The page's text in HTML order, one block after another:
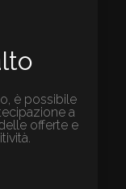
è possibile
a
offerte e